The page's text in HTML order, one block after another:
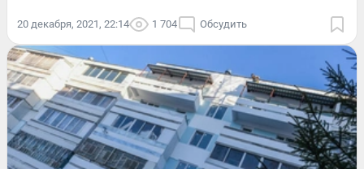
20 декабря, 2021, 22:14 1 704 Обсудить